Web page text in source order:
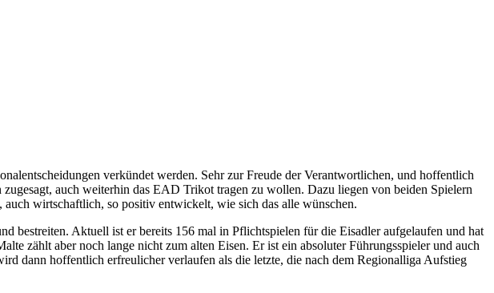
verkündet werden. Sehr zur Freude der Verantwortlichen, und hoffentlich
auch weiterhin das EAD Trikot tragen zu wollen. Dazu liegen von beiden Spielern
wirtschaftlich, so positiv entwickelt, wie sich das alle wünschen.
bestreiten. Aktuell ist er bereits 156 mal in Pflichtspielen für die Eisadler aufgelaufen und hat
zählt aber noch lange nicht zum alten Eisen. Er ist ein absoluter Führungsspieler und auch
dann hoffentlich erfreulicher verlaufen als die letzte, die nach dem Regionalliga Aufstieg